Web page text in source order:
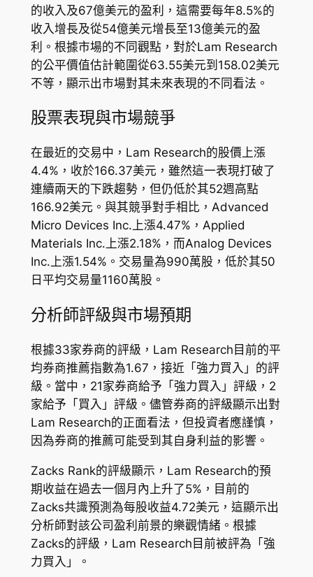
的收入及67億美元的盈利，這需要每年8.5%的
收入增長及從54億美元增長至13億美元的盈
利。根據市場的不同觀點，對於Lam Research
的公平價值估計範圍從63.55美元到158.02美元
不等，顯示出市場對其未來表現的不同看法。
股票表現與市場競爭
在最近的交易中，Lam Research的股價上漲
4.4%，收於166.37美元，雖然這一表現打破了
連續兩天的下跌趨勢，但仍低於其52週高點
166.92美元。與其競爭對手相比，Advanced
Micro Devices Inc.上漲4.47%，Applied
Materials Inc.上漲2.18%，而Analog Devices
Inc.上漲1.54%。交易量為990萬股，低於其50
日平均交易量1160萬股。
分析師評級與市場預期
根據33家券商的評級，Lam Research目前的平
均券商推薦指數為1.67，接近「強力買入」的評
級。當中，21家券商給予「強力買入」評級，2
家給予「買入」評級。儘管券商的評級顯示出對
Lam Research的正面看法，但投資者應謹慎，
因為券商的推薦可能受到其自身利益的影響。
Zacks Rank的評級顯示，Lam Research的預
期收益在過去一個月內上升了5%，目前的
Zacks共識預測為每股收益4.72美元，這顯示出
分析師對該公司盈利前景的樂觀情緒。根據
Zacks的評級，Lam Research目前被評為「強
力買入」。